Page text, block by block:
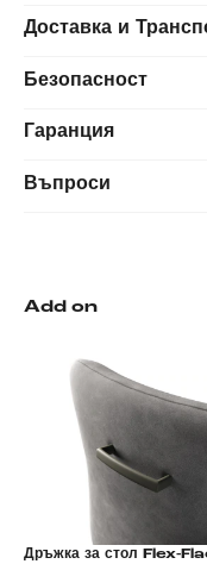
Доставка и
Безопасност
Гаранция
Въпроси
Add on
Дръжка за стол